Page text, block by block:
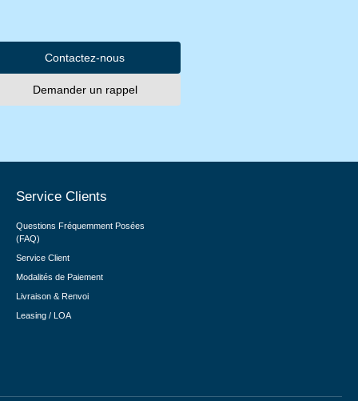
Contactez-nous
Demander un rappel
Service Clients
Questions Fréquemment Posées
(FAQ)
Service Client
Modalités de Paiement
Livraison & Renvoi
Leasing / LOA